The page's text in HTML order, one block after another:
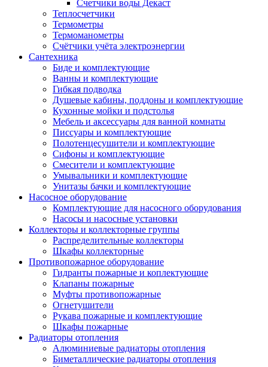
Счетчики воды Декаст
Теплосчетчики
Термометры
Термоманометры
Счётчики учёта электроэнергии
Сантехника
Биде и комплектующие
Ванны и комплектующие
Гибкая подводка
Душевые кабины, поддоны и комплектующие
Кухонные мойки и подстолья
Мебель и аксессуары для ванной комнаты
Писсуары и комплектующие
Полотенцесушители и комплектующие
Сифоны и комплектующие
Смесители и комплектующие
Умывальники и комплектующие
Унитазы бачки и комплектующие
Насосное оборудование
Комплектующие для насосного оборудования
Насосы и насосные установки
Коллекторы и коллекторные группы
Распределительные коллекторы
Шкафы коллекторные
Противопожарное оборудование
Гидранты пожарные и коплектующие
Клапаны пожарные
Муфты противопожарные
Огнетушители
Рукава пожарные и комплектующие
Шкафы пожарные
Радиаторы отопления
Алюминиевые радиаторы отопления
Биметаллические радиаторы отопления